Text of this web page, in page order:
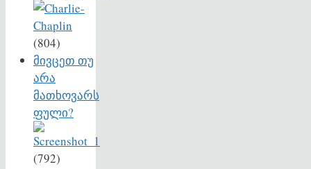
(804)
მივცეთ თუ
არა
მათხოვარს
ფული?
(792)